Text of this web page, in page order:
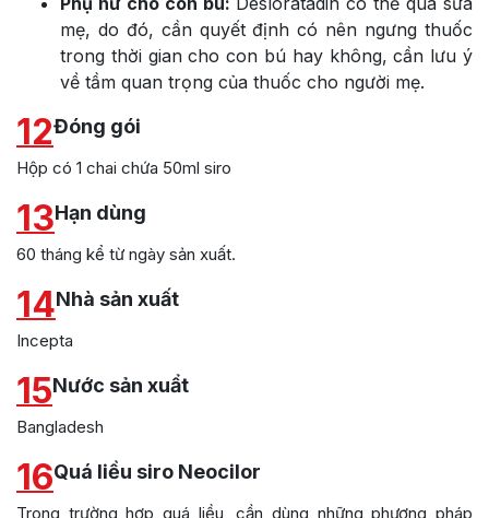
mẹ, do đó, cần quyết định có nên ngưng thuốc
trong thời gian cho con bú hay không, cần lưu ý
về tầm quan trọng của thuốc cho người mẹ.
12Đóng gói
Hộp có 1 chai chứa 50ml siro
13Hạn dùng
60 tháng kể từ ngày sản xuất.
14Nhà sản xuất
Incepta
15Nước sản xuẩt
Bangladesh
16Quá liều siro Neocilor
Trong trường hợp quá liều, cần dùng những phương pháp